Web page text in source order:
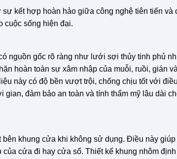
sự kết hợp hoàn hảo giữa công nghệ tiên tiến và
cuộc sống hiện đại.
nguồn gốc rõ ràng như lưới sợi thủy tinh phủ
hoàn toàn sự xâm nhập của muỗi, ruồi, gián
này có độ bền vượt trội, chống chịu tốt với
đảm bảo an toàn và tính thẩm mỹ lâu dài
khung cửa khi không sử dụng. Điều này giúp
cửa đi hay cửa sổ. Thiết kế khung nhôm